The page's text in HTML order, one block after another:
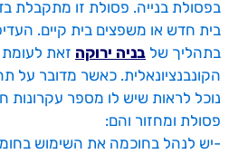
בפסולת בנייה. פסולת זו מתקבלת
בית חדש או משפצים בית קיים.
בתהליך של בניה ירוקה זאת לעומת
הקונבנציונאלית. כאשר מדובר על
נוכל לראות שיש לו מספר עקרונות
פסולת ומחזור והם:
-יש לנהל בחוכמה את השימוש